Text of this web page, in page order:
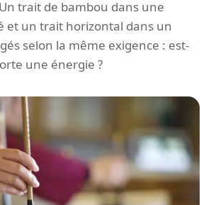
trait de bambou dans une
et un trait horizontal dans un
selon la même exigence : est-
une énergie ?